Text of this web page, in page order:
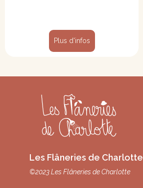
Plus d'infos
Les Flâneries de Charlotte
©2023 Les Flâneries de Charlotte